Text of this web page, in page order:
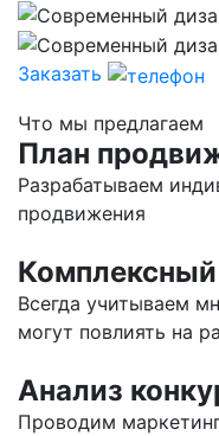
Заказать
Что мы предлагаем
План
Разрабатываем
продвижения
Всегда учитываем
могут повлиять на
Анализ
Проводим